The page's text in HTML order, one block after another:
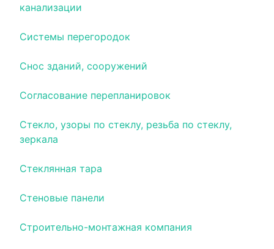
канализации
Системы перегородок
Снос зданий, сооружений
Согласование перепланировок
Стекло, узоры по стеклу, резьба по стеклу,
зеркала
Стеклянная тара
Стеновые панели
Строительно-монтажная компания